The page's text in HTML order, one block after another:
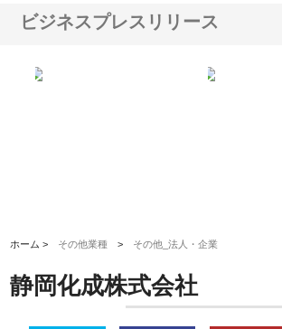
ビジネスプレスリリース
ホーム > その他業種 > その他_法人・企業
静岡化成株式会社